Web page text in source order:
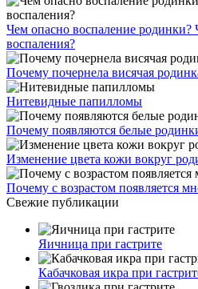
Чем опасно воспаление родинки?
воспаления?
Почему почернела висячая
Нитевидные папилломы
Почему появляются белые
Изменение цвета кожи вокруг
Почему с возрастом появляется
Свежие публикации
Яичница при гастрите
Кабачковая икра при